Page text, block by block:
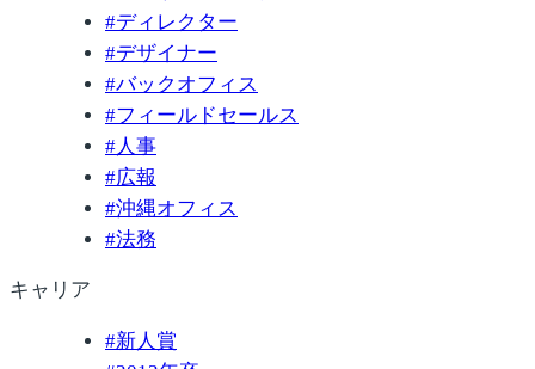
#ディレクター
#デザイナー
#バックオフィス
#フィールドセールス
# 人事
#広報
#沖縄オフィス
#法務
キャリア
#新人賞